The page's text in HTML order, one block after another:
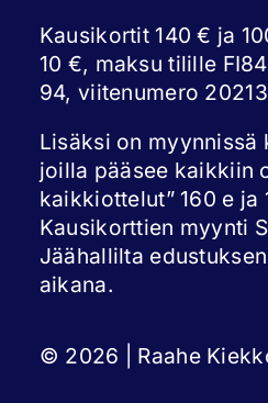
Kausikortit 140 € ja
10 €, maksu tilille
94, viitenumero
Lisäksi on myynnissä
joilla pääsee kaikkiin
kaikkiottelut” 160 e ja
Kausikorttien myynti
Jäähallilta
aikana.
© 2026 | Raahe